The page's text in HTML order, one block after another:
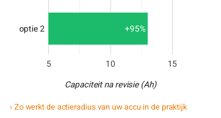
5 10 15
optie 2 +95%
Capaciteit na revisie (Ah)
› Zo werkt de actieradius van uw accu in de praktijk